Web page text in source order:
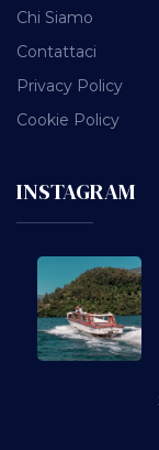
Chi Siamo
Contattaci
Privacy Policy
Cookie Policy
INSTAGRAM